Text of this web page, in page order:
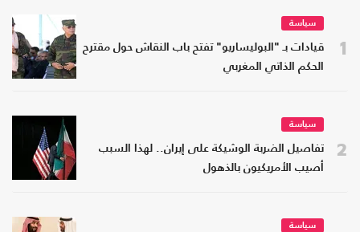
1
سياسة
قيادات بـ "البوليساريو" تفتح باب النقاش حول مقترح
الحكم الذاتي المغربي
2
سياسة
تفاصيل الضربة الوشيكة على إيران.. لهذا السبب
أصيب الأمريكيون بالذهول
سياسة